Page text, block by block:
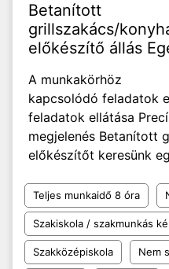
Betanított
grillszakács/
előkészítő állás
A munkakörhöz
kapcsolódó feladatok
feladatok ellátása
megjelenés Betanított
előkészítőt keresünk
Teljes munkaidő 8 óra
Szakiskola / szakmunkás
Szakközépiskola Nem